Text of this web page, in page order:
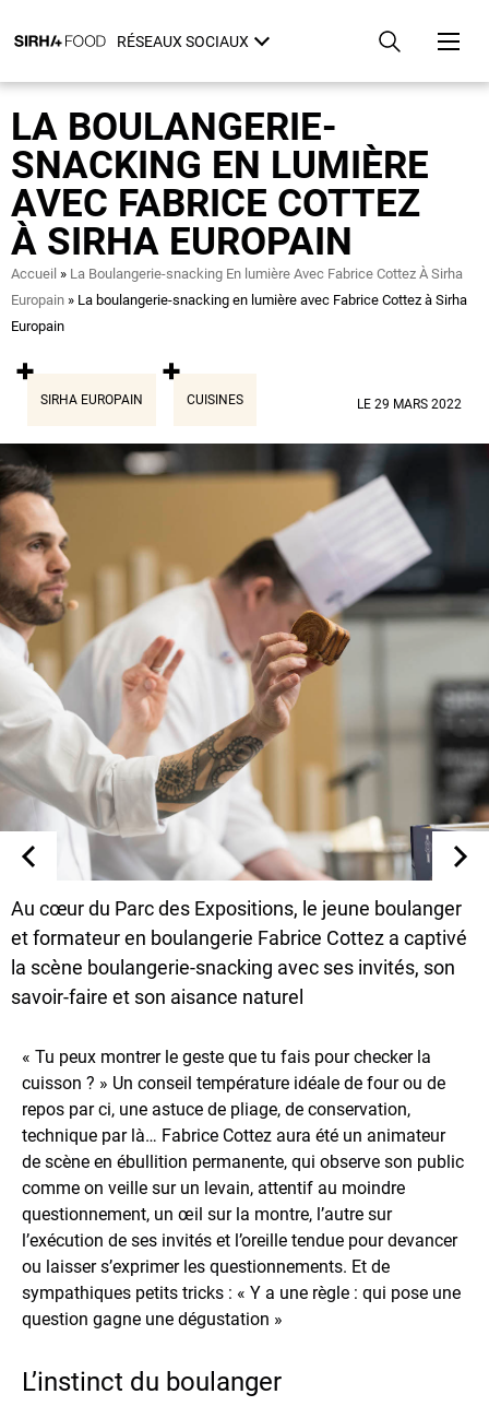
au
principal
RÉSEAUX SOCIAUX
LA BOULANGERIE-
SNACKING EN LUMIÈRE
AVEC FABRICE COTTEZ
À SIRHA EUROPAIN
Fil
d'Ariane
Accueil
La Boulangerie-snacking En lumière Avec Fabrice Cottez À Sirha
Europain
La boulangerie-snacking en lumière avec Fabrice Cottez à Sirha
Europain
SIRHA EUROPAIN CUISINES LE 29 MARS 2022
Au cœur du Parc des Expositions, le jeune boulanger
et formateur en boulangerie Fabrice Cottez a captivé
la scène boulangerie-snacking avec ses invités, son
savoir-faire et son aisance naturel
« Tu peux montrer le geste que tu fais pour checker la
cuisson ? » Un conseil température idéale de four ou de
repos par ci, une astuce de pliage, de conservation,
technique par là… Fabrice Cottez aura été un animateur
de scène en ébullition permanente, qui observe son public
comme on veille sur un levain, attentif au moindre
questionnement, un œil sur la montre, l’autre sur
l’exécution de ses invités et l’oreille tendue pour devancer
ou laisser s’exprimer les questionnements. Et de
sympathiques petits tricks : « Y a une règle : qui pose une
question gagne une dégustation »
L’instinct du boulanger